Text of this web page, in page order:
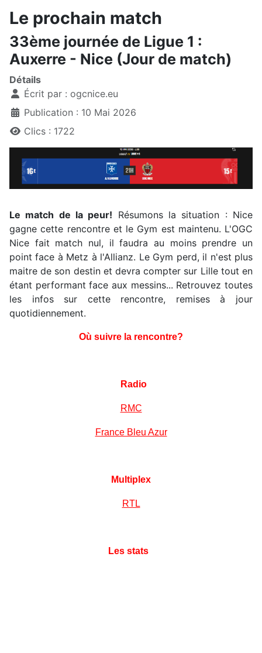
Le prochain match
33ème journée de Ligue 1 :
Auxerre - Nice (Jour de match)
Détails
Écrit par : ogcnice.eu
Publication : 10 Mai 2026
Clics : 1722
Le match de la peur! Résumons la situation : Nice
gagne cette rencontre et le Gym est maintenu. L'OGC
Nice fait match nul, il faudra au moins prendre un
point face à Metz à l'Allianz. Le Gym perd, il n'est plus
maitre de son destin et devra compter sur Lille tout en
étant performant face aux messins... Retrouvez toutes
les infos sur cette rencontre, remises à jour
quotidiennement.
Où suivre la rencontre?
Radio
RMC
France Bleu Azur
Multiplex
RTL
Les stats